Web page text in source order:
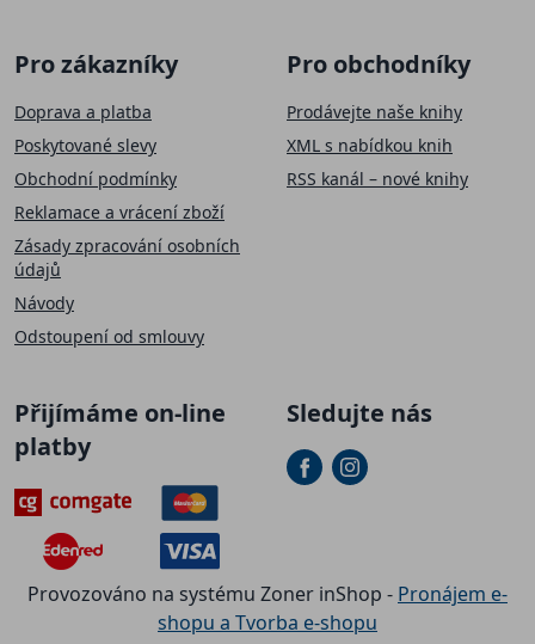
Pro zákazníky
Doprava a platba
Poskytované slevy
Obchodní podmínky
Reklamace a vrácení zboží
Zásady zpracování osobních
údajů
Návody
Odstoupení od smlouvy
Pro obchodníky
Prodávejte naše knihy
XML s nabídkou knih
RSS kanál – nové knihy
Přijímáme on-line
platby
Sledujte nás
Provozováno na systému Zoner inShop - Pronájem e-
shopu a Tvorba e-shopu